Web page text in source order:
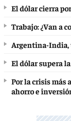
El dólar cierra
Trabajo: ¿Van a
Argentina-India,
El dólar supera
Por la crisis más
ahorro e